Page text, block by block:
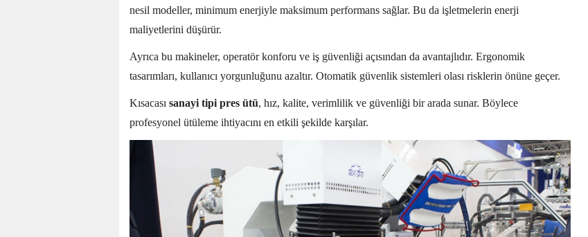
nesil modeller, minimum enerjiyle maksimum performans sağlar. Bu da işletmelerin enerji
maliyetlerini düşürür.
Ayrıca bu makineler, operatör konforu ve iş güvenliği açısından da avantajlıdır. Ergonomik
tasarımları, kullanıcı yorgunluğunu azaltır. Otomatik güvenlik sistemleri olası risklerin önüne geçer.
Kısacası sanayi tipi pres ütü, hız, kalite, verimlilik ve güvenliği bir arada sunar. Böylece
profesyonel ütüleme ihtiyacını en etkili şekilde karşılar.